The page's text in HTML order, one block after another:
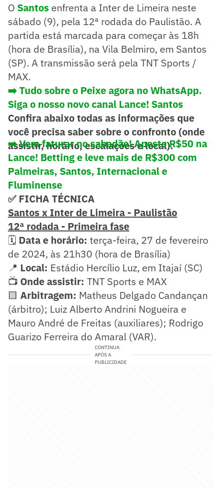
O Santos enfrenta a Inter de Limeira neste
sábado (9), pela 12ª rodada do Paulistão. A
partida está marcada para começar às 18h
(hora de Brasília), na Vila Belmiro, em Santos
(SP). A transmissão será pela TNT Sports /
MAX.
➡️ Tudo sobre o Peixe agora no WhatsApp.
Siga o nosso novo canal Lance! Santos
Confira abaixo todas as informações que
você precisa saber sobre o confronto (onde
assistir, horário, escalações e local).
➡️Vem faturar no sabadão! Aposte R$50 na
Lance! Betting e leve mais de R$300 com
Palmeiras, Santos, Internacional e
Fluminense
✅ FICHA TÉCNICA
Santos x Inter de Limeira - Paulistão
12ª rodada - Primeira fase
🗓️ Data e horário: terça-feira, 27 de fevereiro
de 2024, às 21h30 (hora de Brasília)
📍 Local: Estádio Hercílio Luz, em Itajaí (SC)
📺 Onde assistir: TNT Sports e MAX
🟨 Arbitragem: Matheus Delgado Candançan
(árbitro); Luiz Alberto Andrini Nogueira e
Mauro André de Freitas (auxiliares); Rodrigo
Guarizo Ferreira do Amaral (VAR).
CONTINUA
APÓS A
PUBLICIDADE